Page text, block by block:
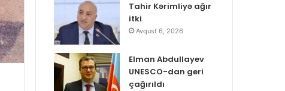
Tahir Kərimliyə ağır
itki
Avqust 6, 2026
Elman Abdullayev
UNESCO-dan geri
çağırıldı